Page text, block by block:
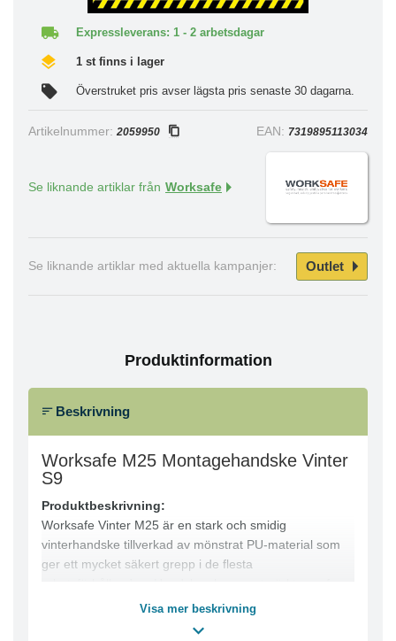
Expressleverans: 1 - 2 arbetsdagar
1 st finns i lager
Överstruket pris avser lägsta pris senaste 30 dagarna.
Artikelnummer: 2059950 EAN: 7319895113034
Se liknande artiklar från Worksafe
Se liknande artiklar med aktuella kampanjer: Outlet
Produktinformation
Beskrivning
Worksafe M25 Montagehandske Vinter
S9
Produktbeskrivning:
Worksafe Vinter M25 är en stark och smidig
vinterhandske tillverkad av mönstrat PU-material som
ger ett mycket säkert grepp i de flesta
och fingerkänsla samt är helfodrad med 140g polyester
Visa mer beskrivning